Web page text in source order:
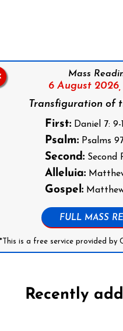
Mass
6 August 2026,
Transfiguration of
First: Daniel 7: 9-
Psalm: Psalms
Second: Second
Alleluia:
Gospel:
FULL MASS
*This is a free service provided by
Recently